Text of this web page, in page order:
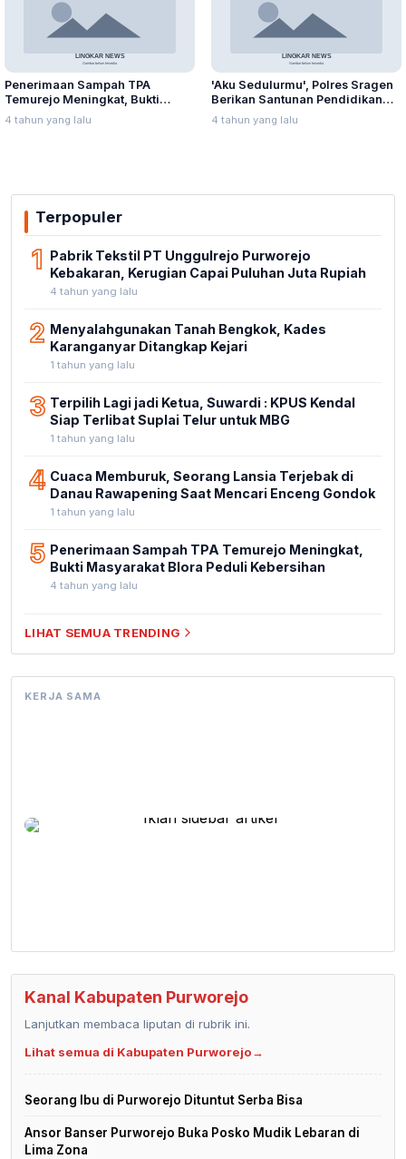
Penerimaan Sampah TPA
Temurejo Meningkat, Bukti
Masyarakat Blora Peduli
Kebersihan
4 tahun yang lalu
'Aku Sedulurmu', Polres Sragen
Berikan Santunan Pendidikan
Anak Yatim Piatu
4 tahun yang lalu
Terpopuler
1 Pabrik Tekstil PT Unggulrejo Purworejo
Kebakaran, Kerugian Capai Puluhan Juta Rupiah
4 tahun yang lalu
2 Menyalahgunakan Tanah Bengkok, Kades
Karanganyar Ditangkap Kejari
1 tahun yang lalu
3 Terpilih Lagi jadi Ketua, Suwardi : KPUS Kendal
Siap Terlibat Suplai Telur untuk MBG
1 tahun yang lalu
4 Cuaca Memburuk, Seorang Lansia Terjebak di
Danau Rawapening Saat Mencari Enceng Gondok
1 tahun yang lalu
5 Penerimaan Sampah TPA Temurejo Meningkat,
Bukti Masyarakat Blora Peduli Kebersihan
4 tahun yang lalu
LIHAT SEMUA TRENDING
KERJA SAMA
Kanal Kabupaten Purworejo
Lanjutkan membaca liputan di rubrik ini.
Lihat semua di Kabupaten Purworejo→
Seorang Ibu di Purworejo Dituntut Serba Bisa
Ansor Banser Purworejo Buka Posko Mudik Lebaran di
Lima Zona